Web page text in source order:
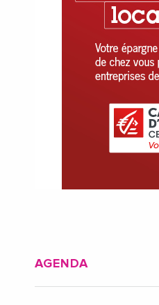
AGENDA